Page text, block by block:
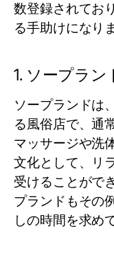
数登録されてお
る手助けになり
1. ソープラ
ソープランドは
る風俗店で、通
マッサージや洗
文化として、リ
受けることがで
プランドもその
しの時間を求め